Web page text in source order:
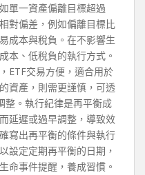
單一資產偏離目標超過
對偏差，例如偏離目標比
成本與稅負。在不影響生
本、低稅負的執行方式。
ETF交易方便，適合用於
資產，則需更謹慎，可透
整。執行紀律是再平衡成
延遲或過早調整，導致效
寫出再平衡的條件與執行
設定定期再平衡的日期，
命事件提醒，養成習慣。